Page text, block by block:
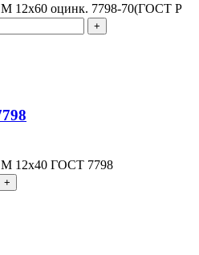
М 12х60 оцинк. 7798-70(ГОСТ Р
М 12х40 ГОСТ 7798